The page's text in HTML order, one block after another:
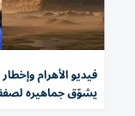
فيديو الأهرام
يشوّق جماهيره